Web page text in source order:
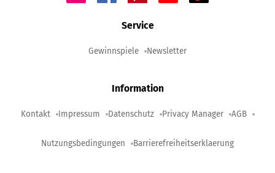
Service
Gewinnspiele Newsletter
Information
Kontakt Impressum Datenschutz Privacy Manager AGB
Nutzungsbedingungen Barrierefreiheitserklaerung